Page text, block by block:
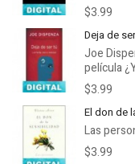
$3.99
Deja de
Joe
película
$3.99
El don de
Las
$3.99